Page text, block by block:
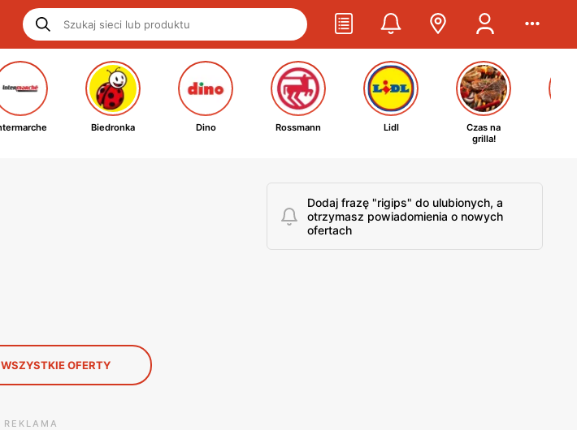
Biedronka Dino Rossmann Lidl
Czas na
grilla!
Dodaj frazę "rigips" do ulubionych, a
otrzymasz powiadomienia o nowych
ofertach
OFERTY
REKLAMA